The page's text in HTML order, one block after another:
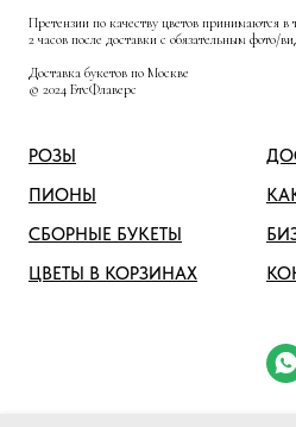
Претензии по качеству цветов принимаются в
2 часов после доставки с обязательным фото/
Доставка букетов по Москве
© 2024 БтсФлаверс
РОЗЫ
ПИОНЫ
СБОРНЫЕ БУКЕТЫ
ЦВЕТЫ В КОРЗИНАХ